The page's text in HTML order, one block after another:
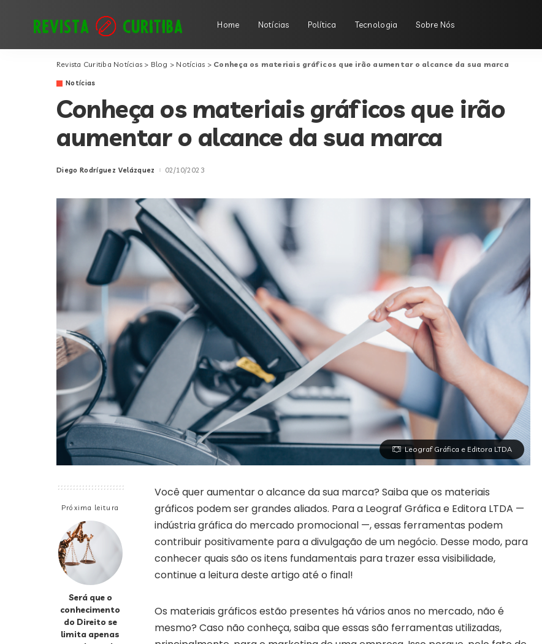
Home Notícias Política Tecnologia Sobre Nós
Revista Curitiba Notícias > Blog > Notícias > Conheça os materiais gráficos que irão aumentar o alcance da sua marca
Notícias
Conheça os materiais gráficos que irão
aumentar o alcance da sua marca
Posted
Diego Rodríguez Velázquez 02/10/2023
Leograf Gráfica e Editora LTDA
Próxima leitura
Será que o
conhecimento
do Direito se
limita apenas
Você quer aumentar o alcance da sua marca? Saiba que os materiais
gráficos podem ser grandes aliados. Para a Leograf Gráfica e Editora LTDA —
indústria gráfica do mercado promocional —, essas ferramentas podem
contribuir positivamente para a divulgação de um negócio. Desse modo, para
conhecer quais são os itens fundamentais para trazer essa visibilidade,
continue a leitura deste artigo até o final!
Os materiais gráficos estão presentes há vários anos no mercado, não é
mesmo? Caso não conheça, saiba que essas são ferramentas utilizadas,